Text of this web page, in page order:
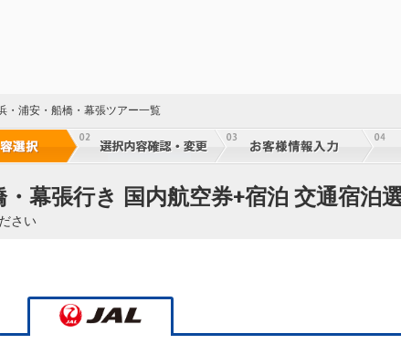
・浦安・船橋・幕張ツアー一覧
幕張行き 国内航空券+宿泊 交通宿泊
さい